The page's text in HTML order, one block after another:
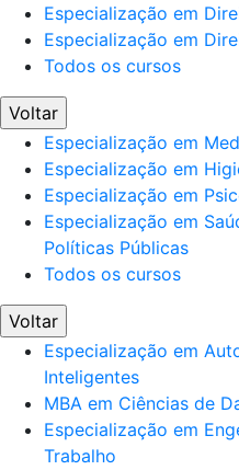
Especialização em
Especialização em
Todos os cursos
Voltar
Especialização em
Especialização em
Especialização em
Especialização em
Políticas Públicas
Todos os cursos
Voltar
Especialização em
Inteligentes
MBA em Ciências de
Especialização em
Trabalho